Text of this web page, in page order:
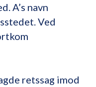
A’s navn
Ved
retssag imod